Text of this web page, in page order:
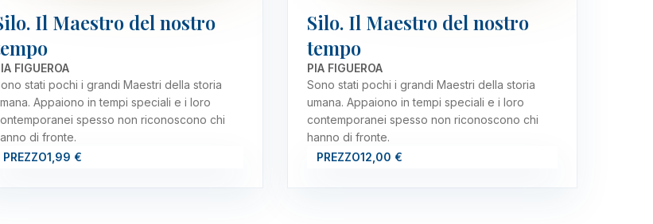
Il Maestro del nostro
FIGUEROA
stati pochi i grandi Maestri della storia
Appaiono in tempi speciali e i loro
spesso non riconoscono chi
di fronte.
PREZZO1,99 €
Silo. Il Maestro del nostro
tempo
PIA FIGUEROA
Sono stati pochi i grandi Maestri della storia
umana. Appaiono in tempi speciali e i loro
contemporanei spesso non riconoscono chi
hanno di fronte.
PREZZO12,00 €